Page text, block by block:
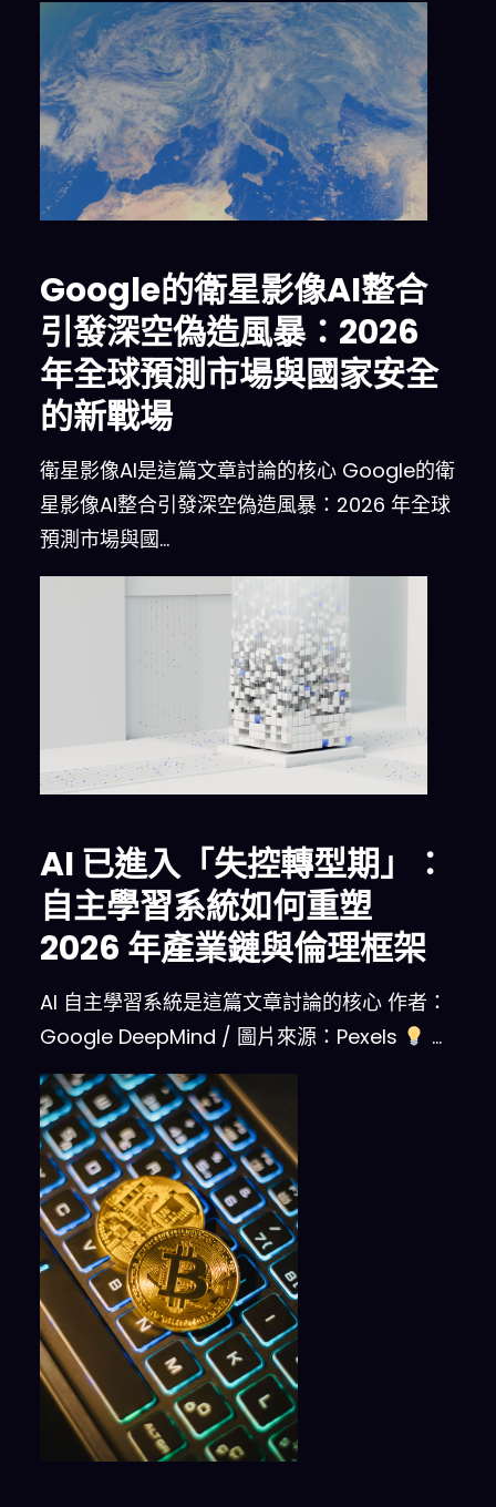
Google的衛星影像AI整合
引發深空偽造風暴：2026
年全球預測市場與國家安全
的新戰場
衛星影像AI是這篇文章討論的核心 Google的衛
星影像AI整合引發深空偽造風暴：2026 年全球
預測市場與國…
AI 已進入「失控轉型期」：
自主學習系統如何重塑
2026 年產業鏈與倫理框架
AI 自主學習系統是這篇文章討論的核心 作者：
Google DeepMind / 圖片來源：Pexels
…